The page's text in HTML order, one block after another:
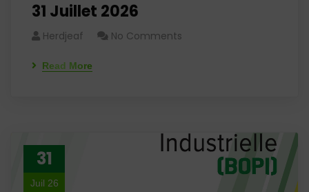
31 Juillet 2026
Herdjeaf No Comments
Read More
31
Juil 26